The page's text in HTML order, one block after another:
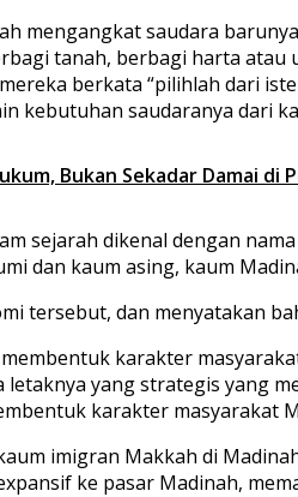
mengangkat saudara
tanah, berbagi harta
berkata “pilihlah dari
kebutuhan saudaranya dari
Bukan Sekadar Damai di
sejarah dikenal dengan
dan kaum asing, kaum
tersebut, dan menyatakan
karakter
yang strategis yang
karakter masyarakat
imigran Makkah di
ke pasar Madinah,